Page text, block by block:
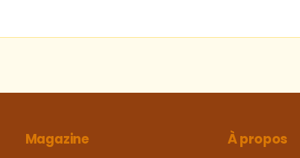
Magazine À propos